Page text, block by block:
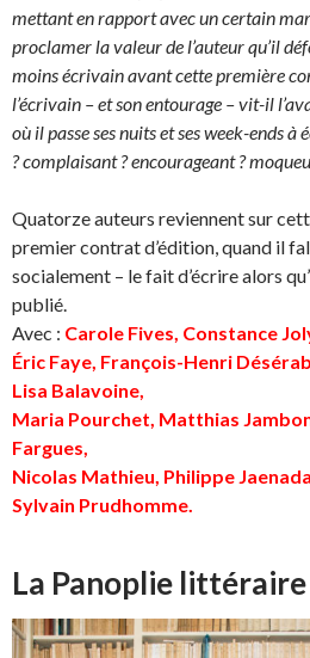
mettant en rapport avec un certain
proclamer la valeur de l’auteur qu’il
moins écrivain avant cette première
l’écrivain – et son entourage – vit-il
où il passe ses nuits et ses week-ends à
? complaisant ? encourageant ?
Quatorze auteurs reviennent sur
premier contrat d’édition, quand il
socialement – le fait d’écrire alors
publié.
Avec : Carole Fives, Constance
Éric Faye, François-Henri
Lisa Balavoine,
Maria Pourchet, Matthias
Fargues,
Nicolas Mathieu, Philippe
Sylvain Prudhomme.
La Panoplie littéraire